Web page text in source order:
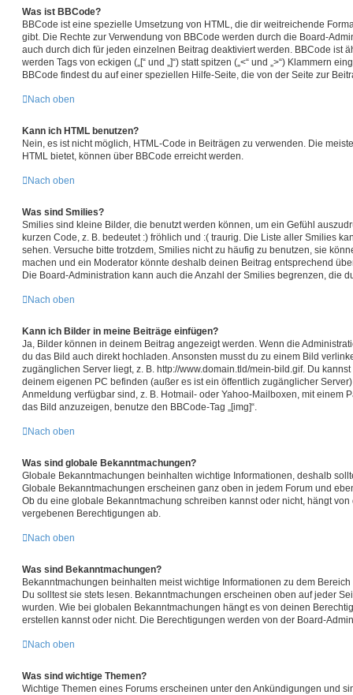
Was ist BBCode?
BBCode ist eine spezielle Umsetzung von HTML, die dir weitreichende
gibt. Die Rechte zur Verwendung von BBCode werden durch die Board-
auch durch dich für jeden einzelnen Beitrag deaktiviert werden. BBCode ist
werden Tags von eckigen („[“ und „]“) statt spitzen („<“ und „>“) Klammern
BBCode findest du auf einer speziellen Hilfe-Seite, die von der Seite zur
Nach oben
Kann ich HTML benutzen?
Nein, es ist nicht möglich, HTML-Code in Beiträgen zu verwenden. Die
HTML bietet, können über BBCode erreicht werden.
Nach oben
Was sind Smilies?
Smilies sind kleine Bilder, die benutzt werden können, um ein Gefühl
kurzen Code, z. B. bedeutet :) fröhlich und :( traurig. Die Liste aller Smilies
sehen. Versuche bitte trotzdem, Smilies nicht zu häufig zu benutzen, sie
machen und ein Moderator könnte deshalb deinen Beitrag entsprechend
Die Board-Administration kann auch die Anzahl der Smilies begrenzen, die
Nach oben
Kann ich Bilder in meine Beiträge einfügen?
Ja, Bilder können in deinem Beitrag angezeigt werden. Wenn die
du das Bild auch direkt hochladen. Ansonsten musst du zu einem Bild
zugänglichen Server liegt, z. B. http://www.domain.tld/mein-bild.gif. Du
deinem eigenen PC befinden (außer es ist ein öffentlich zugänglicher
Anmeldung verfügbar sind, z. B. Hotmail- oder Yahoo-Mailboxen, mit einem
das Bild anzuzeigen, benutze den BBCode-Tag „[img]“.
Nach oben
Was sind globale Bekanntmachungen?
Globale Bekanntmachungen beinhalten wichtige Informationen, deshalb
Globale Bekanntmachungen erscheinen ganz oben in jedem Forum und
Ob du eine globale Bekanntmachung schreiben kannst oder nicht, hängt
vergebenen Berechtigungen ab.
Nach oben
Was sind Bekanntmachungen?
Bekanntmachungen beinhalten meist wichtige Informationen zu dem
Du solltest sie stets lesen. Bekanntmachungen erscheinen oben auf jeder
wurden. Wie bei globalen Bekanntmachungen hängt es von deinen
erstellen kannst oder nicht. Die Berechtigungen werden von der Board-
Nach oben
Was sind wichtige Themen?
Wichtige Themen eines Forums erscheinen unter den Ankündigungen und